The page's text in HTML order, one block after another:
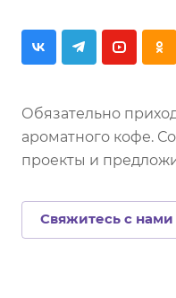
Обязательно
ароматного кофе.
проекты и
Свяжитесь с нами